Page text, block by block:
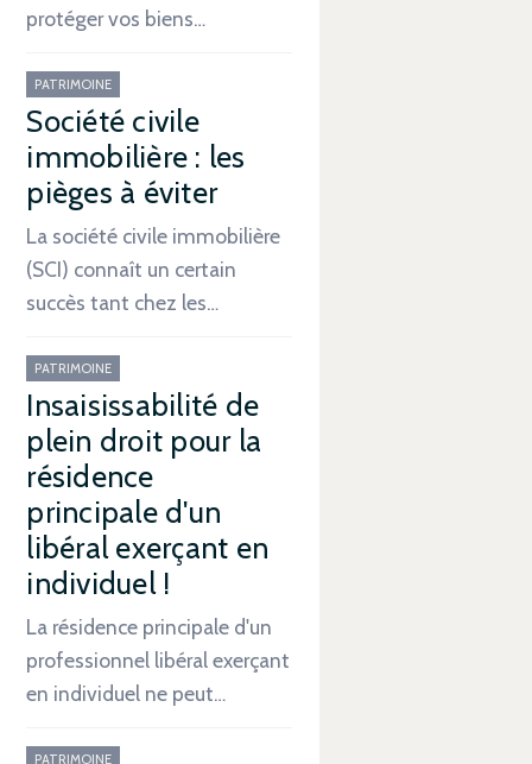
protéger vos biens…
PATRIMOINE
Société civile
immobilière : les
pièges à éviter
La société civile immobilière
(SCI) connaît un certain
succès tant chez les…
PATRIMOINE
Insaisissabilité de
plein droit pour la
résidence
principale d'un
libéral exerçant en
individuel !
La résidence principale d'un
professionnel libéral exerçant
en individuel ne peut…
PATRIMOINE